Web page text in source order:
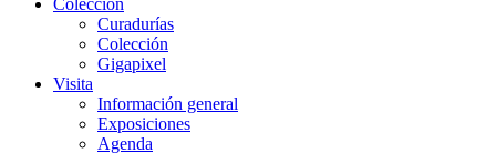
Colección
Curadurías
Colección
Gigapixel
Visita
Información general
Exposiciones
Agenda